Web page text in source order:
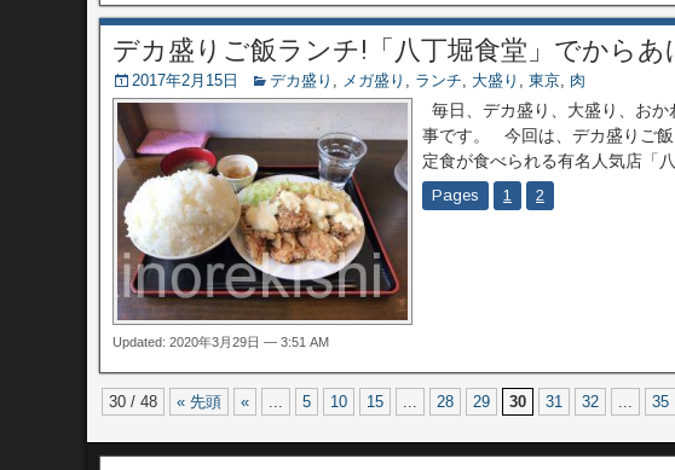
デカ盛りご飯ランチ!「八丁堀食堂」でから
2017年2月15日 デカ盛り , メガ盛り , ランチ, 大盛り , 東京, 肉
毎日、デカ盛り、大盛り、お
事です。 今回は、デカ盛りご
定食が食べられる有名人気店「
Pages 1 2
Updated: 2020年3月29日 — 3:51 AM
30 / 48 « 先頭 « ... 5 10 15 ... 28 29 30 31 32 ... 35